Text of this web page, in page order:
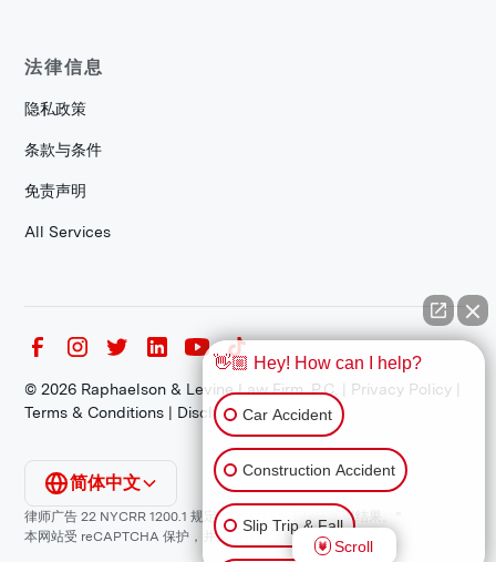
法律信息
隐私政策
条款与条件
免责声明
All Services
©2026 Raphaelson & Levine Law Firm, P.C. | Privacy Policy
Terms & Conditions | Disclaimer
律师广告 22 NYCRR 1200.1 规定：“过往结果不保证类似结果。”
本网站受 reCAPTCHA 保护，并适用谷歌
隐私政策和 。
简体中文
👋🏼 Hey! How can I help?
Car Accident
Construction Accident
Slip Trip & Fall
Scroll